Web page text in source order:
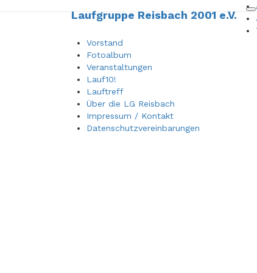
Laufgruppe Reisbach 2001 e.V.
Vorstand
Fotoalbum
Veranstaltungen
Lauf10!
Lauftreff
Über die LG Reisbach
Impressum / Kontakt
Datenschutzvereinbarungen
Laufgruppe Reisbach